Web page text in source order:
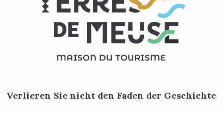
Verlieren Sie nicht den Faden der Geschichte